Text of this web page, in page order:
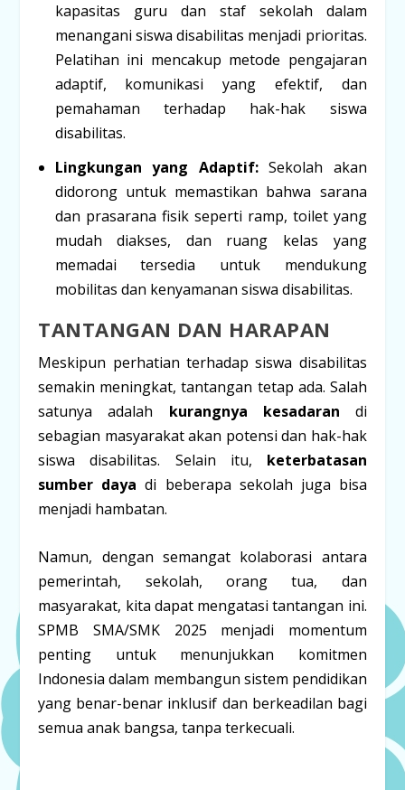
kapasitas guru dan staf sekolah dalam
menangani siswa disabilitas menjadi prioritas.
Pelatihan ini mencakup metode pengajaran
adaptif, komunikasi yang efektif, dan
pemahaman terhadap hak-hak siswa
disabilitas.
Lingkungan yang Adaptif:Sekolah akan
didorong untuk memastikan bahwa sarana
dan prasarana fisik seperti ramp, toilet yang
mudah diakses, dan ruang kelas yang
memadai tersedia untuk mendukung
mobilitas dan kenyamanan siswa disabilitas.
TANTANGAN DAN HARAPAN
Meskipun perhatian terhadap siswa disabilitas
semakin meningkat, tantangan tetap ada. Salah
satunya adalah kurangnya kesadaran di
sebagian masyarakat akan potensi dan hak-hak
siswa disabilitas. Selain itu, keterbatasan
sumber daya di beberapa sekolah juga bisa
menjadi hambatan.
Namun, dengan semangat kolaborasi antara
pemerintah, sekolah, orang tua, dan
masyarakat, kita dapat mengatasi tantangan ini.
SPMB SMA/SMK 2025 menjadi momentum
penting untuk menunjukkan komitmen
Indonesia dalam membangun sistem pendidikan
yang benar-benar inklusif dan berkeadilan bagi
semua anak bangsa, tanpa terkecuali.